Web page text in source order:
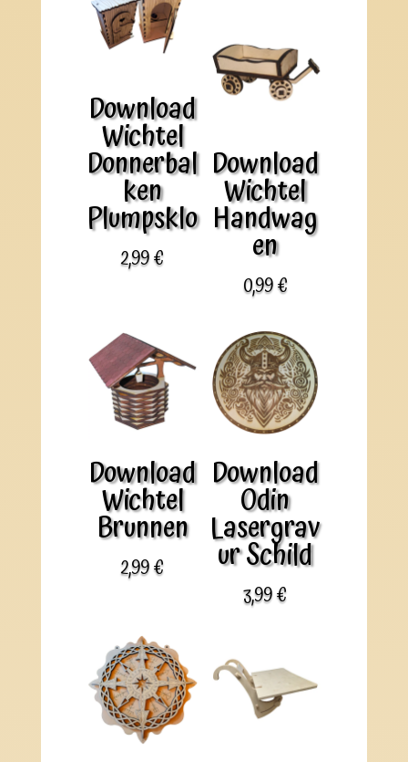
Download
Wichtel
Donnerbal
ken
Plumpsklo
2,99€
Download
Wichtel
Handwag
en
0,99€
Download
Wichtel
Brunnen
2,99€
Download
Odin
Lasergrav
ur Schild
3,99€